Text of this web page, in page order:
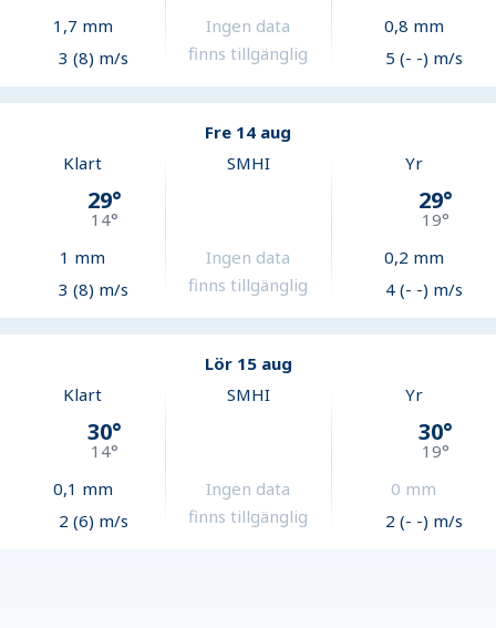
1,7 mm
3 (8) m/s
Ingen data
finns tillgänglig
0,8 mm
5 (- -) m/s
Fre 14 aug
Klart
29°
14°
1 mm
3 (8) m/s
SMHI
Ingen data
finns tillgänglig
Yr
29°
19°
0,2 mm
4 (- -) m/s
Lör 15 aug
Klart
30°
14°
0,1 mm
2 (6) m/s
SMHI
Ingen data
finns tillgänglig
Yr
30°
19°
0 mm
2 (- -) m/s